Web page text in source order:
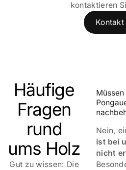
kontaktieren
Kontakt
Häufige
Fragen
rund
ums Holz
Gut zu wissen: Die
Nein,
ist bei
nicht